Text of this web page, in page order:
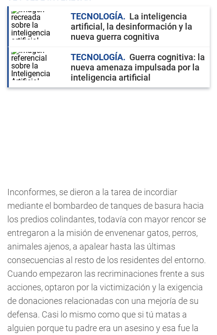
TECNOLOGÍA
La inteligencia
artificial, la desinformación y la
nueva guerra cognitiva
TECNOLOGÍA
Guerra cognitiva: la
nueva amenaza impulsada por la
inteligencia artificial
Inconformes, se dieron a la tarea de incordiar
mediante el bombardeo de tanques de basura hacia
los predios colindantes, todavía con mayor rencor se
entregaron a la misión de envenenar gatos, perros,
animales ajenos, a apalear hasta las últimas
consecuencias al resto de los residentes del entorno.
Cuando empezaron las recriminaciones frente a sus
acciones, optaron por la victimización y la exigencia
de donaciones relacionadas con una mejoría de su
defensa. Casi lo mismo como que si tú matas a
alguien porque tu padre era un asesino y esa fue la